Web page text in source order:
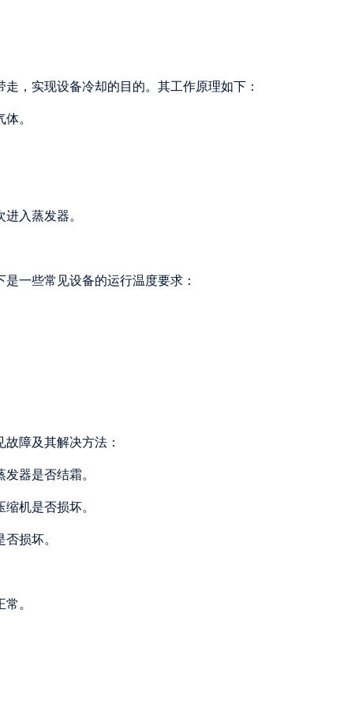
，实现设备冷却的目的。其工作原理如下：
。
入蒸发器。
一些常见设备的运行温度要求：
障及其解决方法：
器是否结霜。
机是否损坏。
损坏。
。